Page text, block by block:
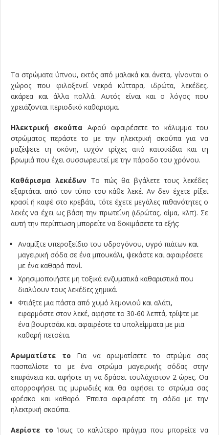
Τα στρώματα ύπνου, εκτός από μαλακά και άνετα, γίνονται ο
χώρος που φιλοξενεί νεκρά κύτταρα, ιδρώτα, λεκέδες,
ακάρεα και άλλα πολλά. Αυτός είναι και ο λόγος που
χρειάζονται περιοδικό καθάρισμα.
Ηλεκτρική σκούπα Αφού αφαιρέσετε το κάλυμμα του
στρώματος περάστε το με την ηλεκτρική σκούπα για να
μαζέψετε τη σκόνη, τυχόν τρίχες από κατοικίδια και τη
βρωμιά που έχει συσσωρευτεί με την πάροδο του χρόνου.
Καθάρισμα λεκέδων Το πώς θα βγάλετε τους λεκέδες
εξαρτάται από τον τύπο του κάθε λεκέ. Αν δεν έχετε ρίξει
κρασί ή καφέ στο κρεβάτι, τότε έχετε μεγάλες πιθανότητες ο
λεκές να έχει ως βάση την πρωτεΐνη (ιδρώτας, αίμα, κλπ). Σε
αυτή την περίπτωση μπορείτε να δοκιμάσετε τα εξής:
Αναμίξτε υπεροξείδιο του υδρογόνου, υγρό πιάτων και
μαγειρική σόδα σε ένα μπουκάλι, ψεκάστε και αφαιρέσετε
με ένα καθαρό πανί.
Χρησιμοποιήστε μη τοξικά ενζυματικά καθαριστικά που
διαλύουν τους λεκέδες χημικά.
Φτιάξτε μια πάστα από χυμό λεμονιού και αλάτι,
εφαρμόστε στον λεκέ, αφήστε το 30-60 λεπτά, τρίψτε με
ένα βουρτσάκι και αφαιρέστε τα υπολείμματα με μια
καθαρή πετσέτα.
Αρωματίστε το Για να αρωματίσετε το στρώμα σας
πασπαλίστε το με ένα στρώμα μαγειρικής σόδας στην
επιφάνεια και αφήστε τη να δράσει τουλάχιστον 2 ώρες. Θα
απορροφήσει τις μυρωδιές και θα αφήσει το στρώμα σας
φρέσκο και καθαρό. Έπειτα αφαιρέστε τη σόδα με την
ηλεκτρική σκούπα.
Αερίστε το Ίσως το καλύτερο πράγμα που μπορείτε να